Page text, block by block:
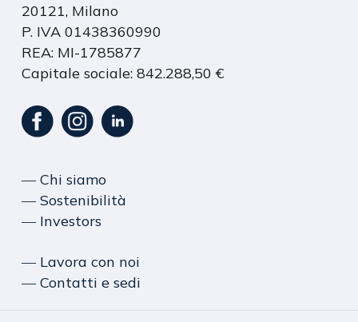
20121, Milano
P. IVA 01438360990
REA: MI-1785877
Capitale sociale: 842.288,50 €
― Chi siamo
― Sostenibilità
― Investors
― Lavora con noi
― Contatti e sedi